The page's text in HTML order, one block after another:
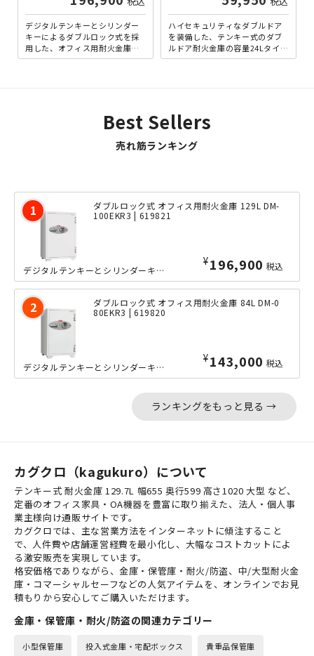
デジタルテンキーとシリンダー
キーによるダブルロック式を採
用した、オフィス用耐火金庫の
容量129Lタイプです。シリンダ
ハイセキュリティなダブルドア
を装備した、テンキー式のダブ
ルドア耐火金庫の容量24Lタイプ
です。テンキー＋鍵付きのダブ
Best Sellers
売れ筋ランキング
ダブルロック式 オフィス用耐火金庫 129L DM-
100EKR3 | 619821
¥196,900 税込
デジタルテンキーとシリンダーキーによるダブルロック式を採用した、オフィス用耐火金...
ダブルロック式 オフィス用耐火金庫 84L DM-0
80EKR3 | 619820
¥143,000 税込
デジタルテンキーとシリンダーキーによるダブルロック式を採用した、オフィス用耐火金...
ランキングをもっと見る →
カグクロ（kagukuro）について
テンキー式 耐火金庫 129.7L 幅655 奥行599 高さ1020 大型 など、
定番のオフィス家具・OA機器を豊富に取り揃えた、法人・個人事
業主様向け通販サイトです。
カグクロでは、主な営業方法をインターネットに傾注すること
で、人件費や店舗運営経費を最小化し、大幅なコストカットによ
る激安販売を実現しています。
格安価格でありながら、金庫・保管庫・耐火/防盗、中/大型耐火金
庫・コマーシャルセーフなどの人気アイテムを、オンラインでお見
積もりから安心してご購入いただけます。
金庫・保管庫・耐火/防盗の関連カテゴリー
小型保管庫 投入式金庫・宅配ボックス 貴重品保管庫